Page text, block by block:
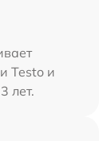
Testo и
лет.